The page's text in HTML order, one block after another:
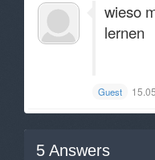
wieso
lernen
Guest
5 Answers